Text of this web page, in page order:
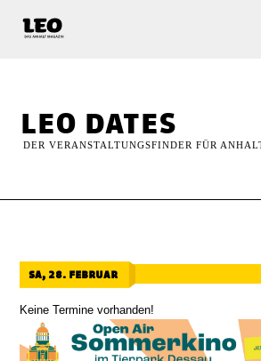
leo dates
DER VERANSTALTUNGSFINDER FÜR
sa, 28. februar
Keine Termine vorhanden!